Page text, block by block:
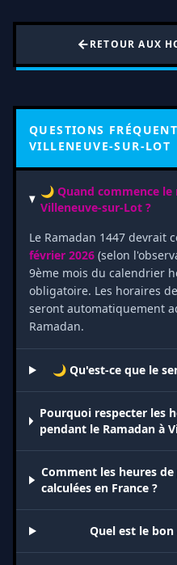
RETOUR AUX
QUESTIONS
VILLENEUVE-SUR-LOT
🌙 Quand commence le
Villeneuve-sur-Lot ?
Le Ramadan 1447 devrait
février 2026 (selon
9ème mois du calendrier
obligatoire. Les horaires
seront automatiquement
Ramadan.
🌙 Qu'est-ce que le
Pourquoi respecter les
pendant le Ramadan à
Comment les heures
calculées en France ?
Quel est le